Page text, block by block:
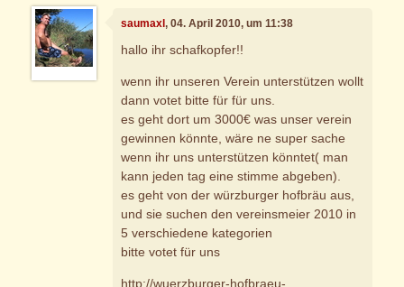
saumaxl, 04. April 2010, um 11:38
hallo ihr schafkopfer!!
wenn ihr unseren Verein unterstützen wollt
dann votet bitte für für uns.
es geht dort um 3000€ was unser verein
gewinnen könnte, wäre ne super sache
wenn ihr uns unterstützen könntet( man
kann jeden tag eine stimme abgeben).
es geht von der würzburger hofbräu aus,
und sie suchen den vereinsmeier 2010 in
5 verschiedene kategorien
bitte votet für uns
http://wuerzburger-hofbraeu-